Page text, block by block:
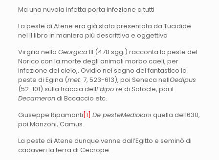
Ma una nuvola infetta porta infezione a tutti
La peste di Atene era già stata presentata da Tucidide
nel II libro in maniera più descrittiva e oggettiva
Virgilio nella GeorgicaIII (478 sgg.) racconta la peste del
Norico con la morte degli animali morbo caeli, per
infezione del cielo,, Ovidio nel segno del fantastico la
peste di Egina (met. 7, 523-613), poi Seneca nellOedipus
(52-101) sulla traccia dellEdipo re di Sofocle, poi il
Decamerondi Bccaccio etc.
Giuseppe Ripamonti [1] De pesteMediolaniquella del1630,
poi Manzoni, Camus.
La peste di Atene dunque venne dall’Egitto e seminò di
cadaveri la terra di Cecrope.